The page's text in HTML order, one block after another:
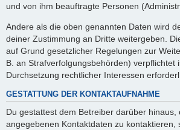
und von ihm beauftragte Personen
Andere als die oben genannten Daten wird
deiner Zustimmung an Dritte weitergeben.
auf Grund gesetzlicher Regelungen zur
B. an Strafverfolgungsbehörden) verpflichtet
Durchsetzung rechtlicher Interessen
GESTATTUNG DER KONTAKTAUFNAHME
Du gestattest dem Betreiber darüber
angegebenen Kontaktdaten zu kontaktieren,